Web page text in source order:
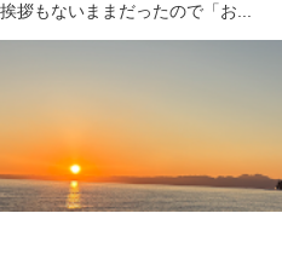
拶もないままだったので「お...